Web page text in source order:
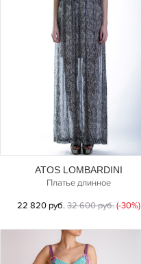
ATOS LOMBARDINI
Платье длинное
22 820 руб.32 600 руб.(-30%)